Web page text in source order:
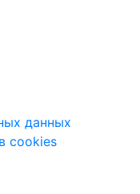
данных
cookies